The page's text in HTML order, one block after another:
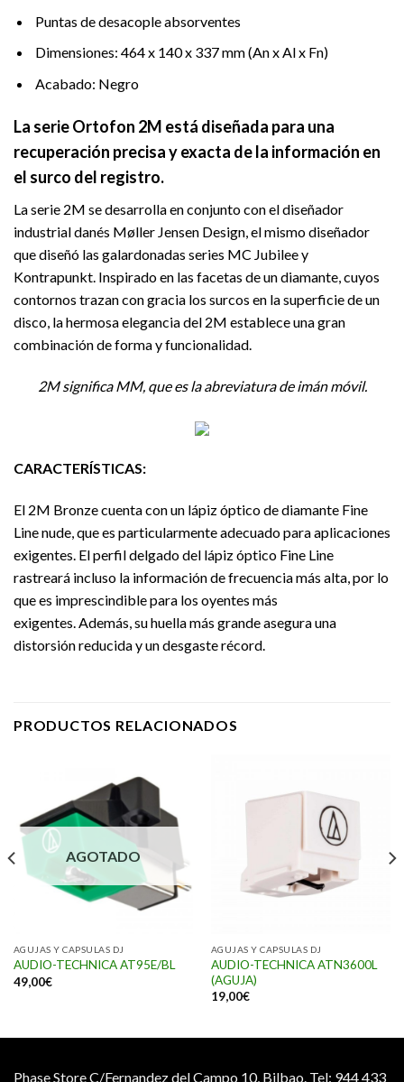
Puntas de desacople absorventes
Dimensiones: 464 x 140 x 337 mm (An x Al x Fn)
Acabado: Negro
La serie Ortofon 2M está diseñada para una
recuperación precisa y exacta de la información en
el surco del registro.
La serie 2M se desarrolla en conjunto con el diseñador
industrial danés Møller Jensen Design, el mismo diseñador
que diseñó las galardonadas series MC Jubilee y
Kontrapunkt. Inspirado en las facetas de un diamante, cuyos
contornos trazan con gracia los surcos en la superficie de un
disco, la hermosa elegancia del 2M establece una gran
combinación de forma y funcionalidad.
2M significa MM, que es la abreviatura de imán móvil.
CARACTERÍSTICAS:
El 2M Bronze cuenta con un lápiz óptico de diamante Fine
Line nude, que es particularmente adecuado para aplicaciones
exigentes. El perfil delgado del lápiz óptico Fine Line
rastreará incluso la información de frecuencia más alta, por lo
que es imprescindible para los oyentes más
exigentes. Además, su huella más grande asegura una
distorsión reducida y un desgaste récord.
PRODUCTOS RELACIONADOS
AGOTADO
AGUJAS Y CAPSULAS DJ
AUDIO-TECHNICA AT95E/BL
49,00€
AGUJAS Y CAPSULAS DJ
AUDIO-TECHNICA ATN3600L
(AGUJA)
19,00€
Phase Store C/Fernandez del Campo 10, Bilbao. Tel: 944 433